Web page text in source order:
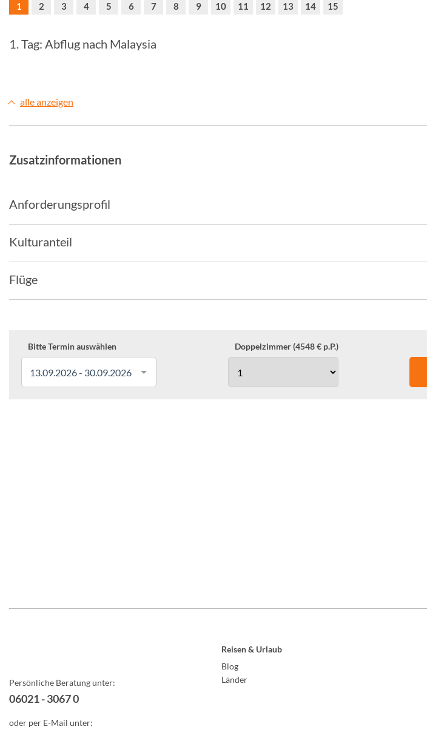
1 2 3 4 5 6 7 8 9 10 11 12 13 14 15
1. Tag: Abflug nach Malaysia
alle anzeigen
Zusatzinformationen
Anforderungsprofil
Kulturanteil
Flüge
Bitte Termin auswählen
13.09.2026 - 30.09.2026
Doppelzimmer (4548 € p.P.)
Persönliche Beratung unter:
06021 - 3067 0
oder per E-Mail unter:
Reisen & Urlaub
Blog
Länder